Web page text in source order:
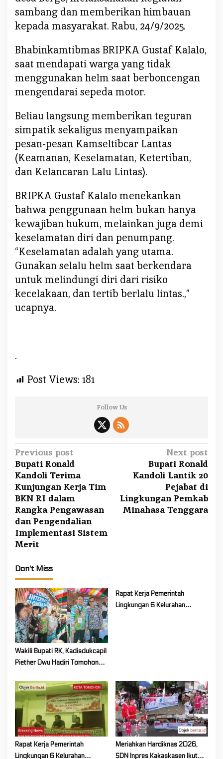
a
K
p
a
d
a
a
y
a
r
a
a
t
D
a
l
a
K
a
n
s
sambang dan memberikan himbauan
kepada masyarakat. Rabu, 24/9/2025.
Bhabinkamtibmas BRIPKA Gustaf Kalalo,
saat mendapati warga yang tidak
menggunakan helm saat berboncengan
mengendarai sepeda motor.
Beliau langsung memberikan teguran
simpatik sekaligus menyampaikan
pesan-pesan Kamseltibcar Lantas
(Keamanan, Keselamatan, Ketertiban,
dan Kelancaran Lalu Lintas).
BRIPKA Gustaf Kalalo menekankan
bahwa penggunaan helm bukan hanya
kewajiban hukum, melainkan juga demi
keselamatan diri dan penumpang.
“Keselamatan adalah yang utama.
Gunakan selalu helm saat berkendara
untuk melindungi diri dari risiko
kecelakaan, dan tertib berlalu lintas.,”
ucapnya.
.
Post Views: 181
Follow Us
P
o
s
t
n
a
v
i
g
a
t
i
o
n
Previous post
Bupati Ronald
Kandoli Terima
Kunjungan Kerja Tim
BKN RI dalam
Rangka Pengawasan
dan Pengendalian
Implementasi Sistem
Merit
Next post
Bupati Ronald
Kandoli Lantik 20
Pejabat di
Lingkungan Pemkab
Minahasa Tenggara
Don't Miss
Wakili Bupati RK, Kadisdukcapil
Piether Owu Hadiri Tomohon
2026
Rapat Kerja Pemerintah
Lingkungan 6 Kelurahan
Rapat Kerja Pemerintah
Lingkungan 6 Kelurahan
Meriahkan Hardiknas 2026,
SDN Inpres Kakaskasen Ikut